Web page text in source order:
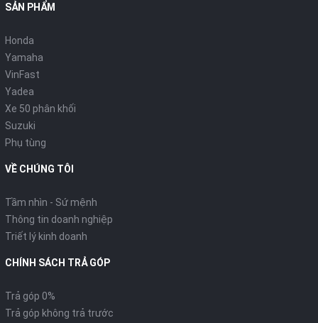
SẢN PHẨM
Honda
Yamaha
VinFast
Yadea
Xe 50 phân khối
Suzuki
Phụ tùng
VỀ CHÚNG TÔI
Tầm nhìn - Sứ mệnh
Thông tin doanh nghiệp
Triết lý kinh doanh
CHÍNH SÁCH TRẢ GÓP
Trả góp 0%
Trả góp không trả trước